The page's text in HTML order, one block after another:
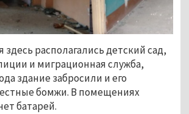
здесь располагались детский сад,
и миграционная служба,
здание забросили и его
бомжи. В помещениях
батарей.